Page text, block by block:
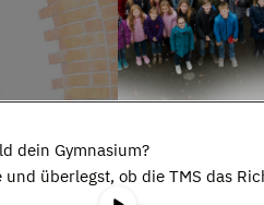
zuzugreifen, klicken Sie auf die
dass dabei Daten an Drittanbieter
werden.
dein Gymnasium?
überlegst, ob die TMS das